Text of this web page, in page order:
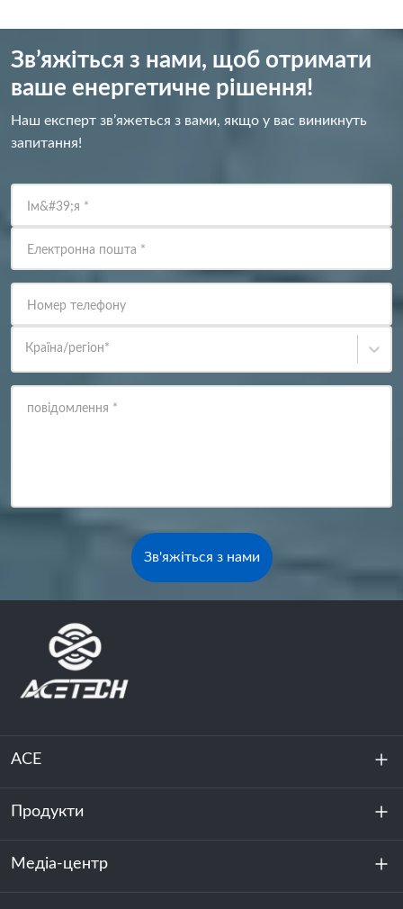
Зв’яжіться з нами, щоб отримати
ваше енергетичне рішення!
Наш експерт зв’яжеться з вами, якщо у вас виникнуть
запитання!
Ім&#39;я *
Електронна пошта *
Номер телефону
Країна/регіон*
повідомлення *
Зв'яжіться з нами
ACE
Про нас
Стійкість
Продукти
Зберігання енергії
Медіа-центр